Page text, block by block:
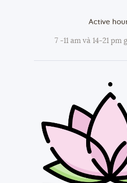
Active
7 -11 am và 14-21 pm